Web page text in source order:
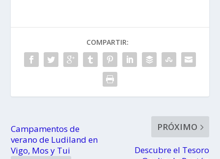
COMPARTIR:
Campamentos de
verano de Ludiland en
Vigo, Mos y Tui
PRÓXIMO
Descubre el Tesoro